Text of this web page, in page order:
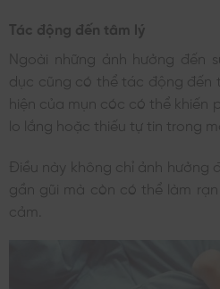
Tác động đến tâm lý
Ngoài những ảnh hưởng đến
dục cũng có thể tác động đến
hiện của mụn cóc có thể khiến
lo lắng hoặc thiếu tự tin trong
Điều này không chỉ ảnh hưởng
gần gũi mà còn có thể làm
cảm.